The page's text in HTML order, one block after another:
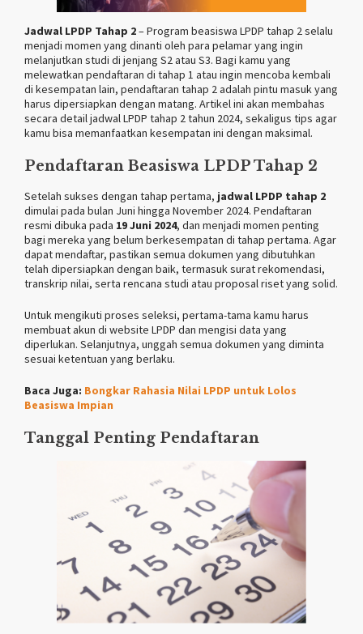
Jadwal LPDP Tahap 2– Program beasiswa LPDP tahap 2 selalu
menjadi momen yang dinanti oleh para pelamar yang ingin
melanjutkan studi di jenjang S2 atau S3. Bagi kamu yang
melewatkan pendaftaran di tahap 1 atau ingin mencoba kembali
di kesempatan lain, pendaftaran tahap 2 adalah pintu masuk yang
harus dipersiapkan dengan matang. Artikel ini akan membahas
secara detail jadwal LPDP tahap 2 tahun 2024, sekaligus tips agar
kamu bisa memanfaatkan kesempatan ini dengan maksimal.
Pendaftaran Beasiswa LPDP Tahap 2
Setelah sukses dengan tahap pertama, jadwal LPDP tahap 2
dimulai pada bulan Juni hingga November 2024. Pendaftaran
resmi dibuka pada 19 Juni 2024, dan menjadi momen penting
bagi mereka yang belum berkesempatan di tahap pertama. Agar
dapat mendaftar, pastikan semua dokumen yang dibutuhkan
telah dipersiapkan dengan baik, termasuk surat rekomendasi,
transkrip nilai, serta rencana studi atau proposal riset yang solid.
Untuk mengikuti proses seleksi, pertama-tama kamu harus
membuat akun di website LPDP dan mengisi data yang
diperlukan. Selanjutnya, unggah semua dokumen yang diminta
sesuai ketentuan yang berlaku.
Baca Juga: Bongkar Rahasia Nilai LPDP untuk Lolos
Beasiswa Impian
Tanggal Penting Pendaftaran